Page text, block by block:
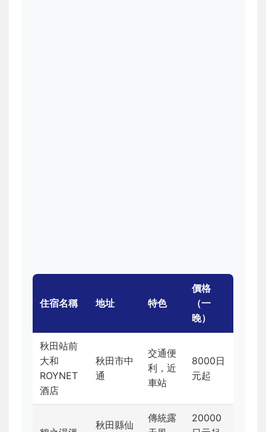
住宿名稱 地址 特色
價格
（一
晚）
秋田站前
大和
ROYNET
酒店
秋田市中
通
交通便
利，近
車站
8000日
元起
秋田縣仙
傳統露
20000